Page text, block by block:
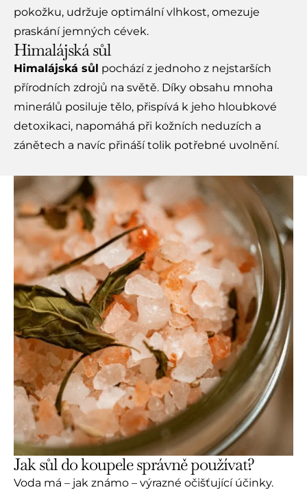
pokožku, udržuje optimální vlhkost, omezuje
praskání jemných cévek.
Himalájská sůl
Himalájská sůl pochází z jednoho z nejstarších
přírodních zdrojů na světě. Díky obsahu mnoha
minerálů posiluje tělo, přispívá k jeho hloubkové
detoxikaci, napomáhá při kožních neduzích a
zánětech a navíc přináší tolik potřebné uvolnění.
Jak sůl do koupele správně používat?
Voda má – jak známo – výrazné očišťující účinky.